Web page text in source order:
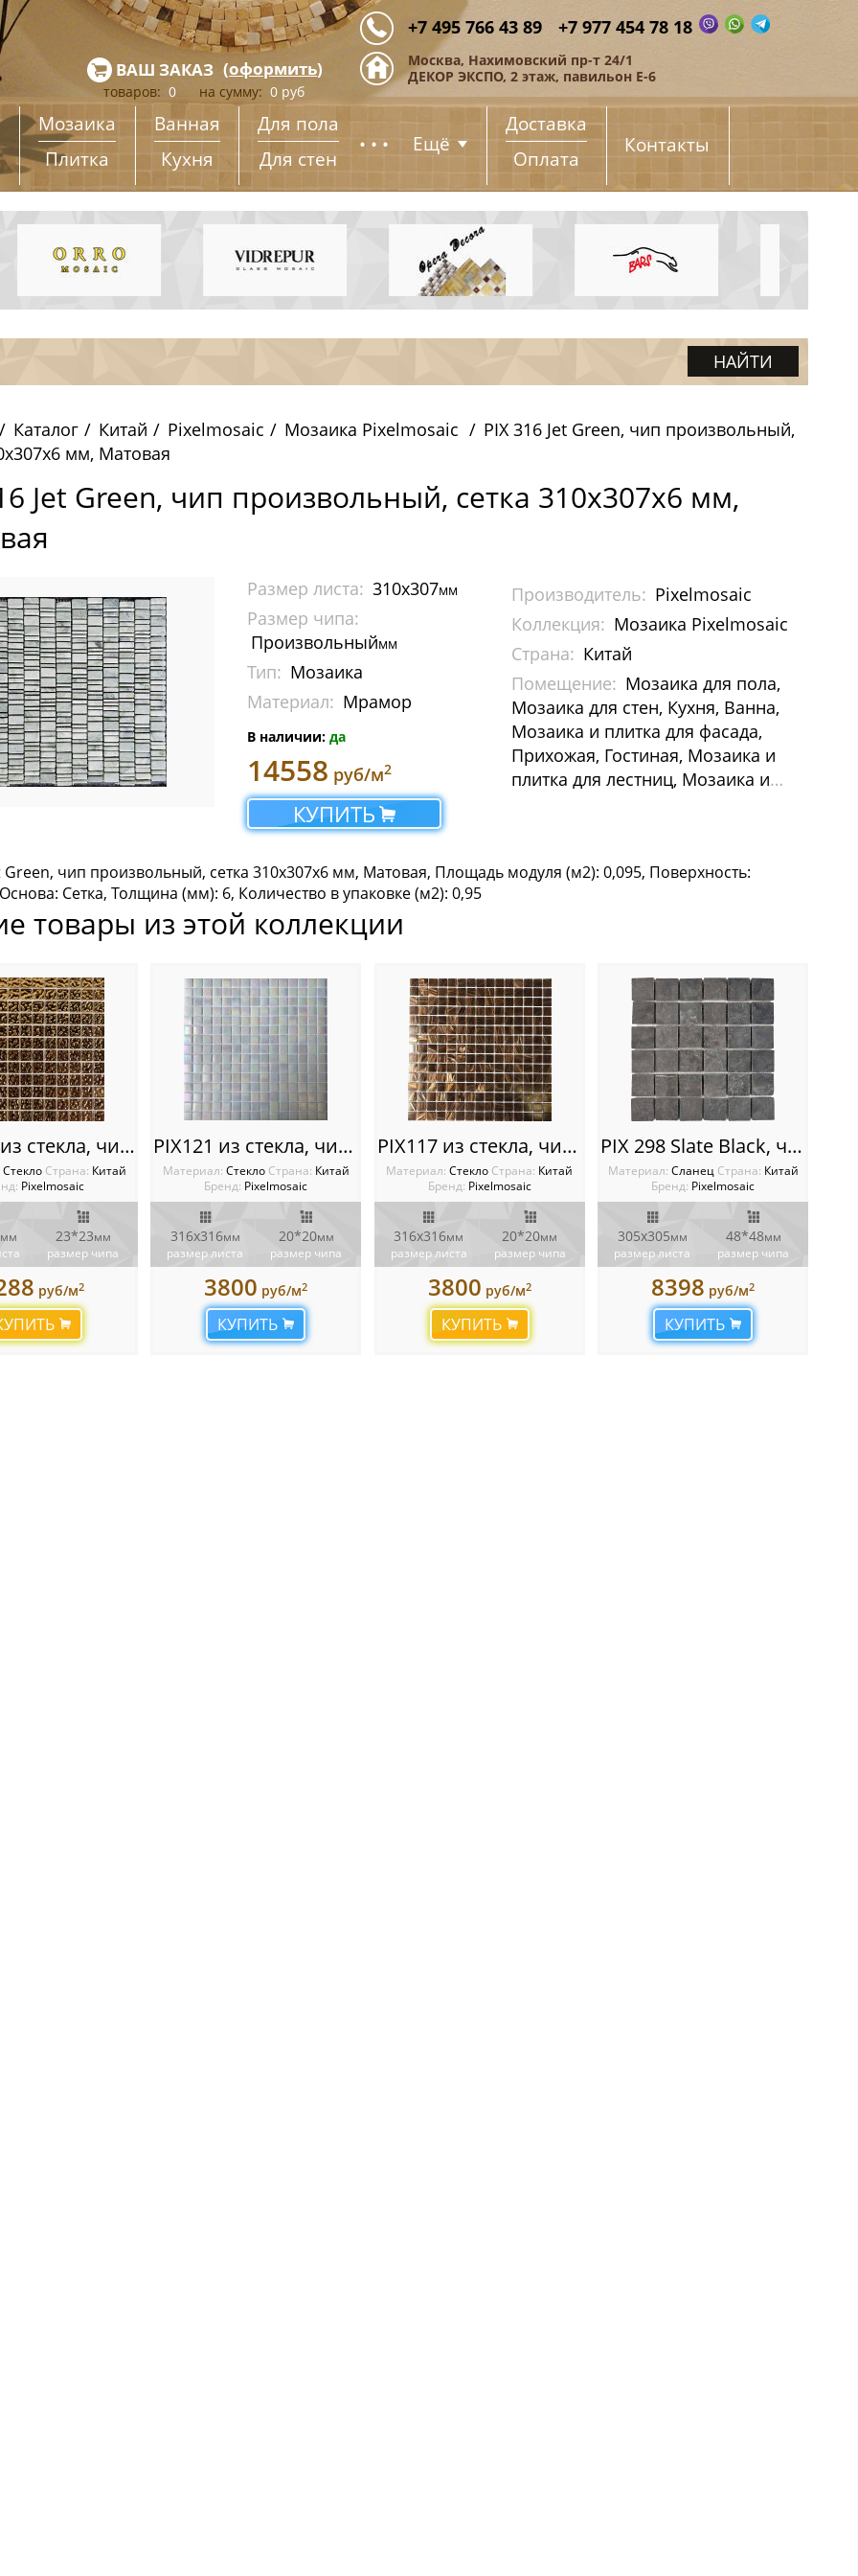
+7 495 766 43 89 +7 977 454 78 18
Москва, Нахимовский пр-т 24/1
ДЕКОР ЭКСПО, 2 этаж, павильон Е-6
ВАШ ЗАКАЗ (оформить)
товаров: 0 на сумму: 0 руб
Мозаика
Плитка
Ванная
Кухня
Для пола
Для стен
... Ещё
Доставка
Оплата
Контакты
Каталог Китай Pixelmosaic Мозаика Pixelmosaic
PIX 316 Jet Green, чип произвольный,
мм, Матовая
Jet Green, чип произвольный, сетка 310х307х6 мм,
Производитель: Pixelmosaic
Коллекция: Мозаика Pixelmosaic
Страна: Китай
Помещение: Мозаика для пола,
Мозаика для стен, Кухня, Ванна,
Мозаика и плитка для фасада,
Прихожая, Гостиная, Мозаика и
плитка для лестниц, Мозаика и
Галька
Размер листа: 310х307мм
Размер чипа:
Произвольныймм
Тип: Мозаика
Материал: Мрамор
В наличии: да
14558 руб/м2
КУПИТЬ
Green, чип произвольный, сетка 310х307х6 мм, Матовая, Площадь модуля (м2): 0,095, Поверхность:
Сетка, Толщина (мм): 6, Количество в упаковке (м2): 0,95
товары из этой коллекции
PIX 712 из стекла, чип 23x23 мм, сетка 300х300x4 мм
Стекло Cтрана: Китай
Pixelmosaic
мм
23*23мм
размер чипа
руб/м2
PIX121 из стекла, чип 20x20 мм, сетка 316х316х4 мм
Материал: Стекло Cтрана: Китай
Бренд: Pixelmosaic
316х316мм
размер листа
20*20мм
размер чипа
3800 руб/м2
КУПИТЬ
PIX117 из стекла, чип 20x20 мм, сетка 316х316х4 мм
Материал:Стекло Cтрана: Китай
Бренд: Pixelmosaic
316х316мм
размер листа
20*20мм
размер чипа
3800 руб/м2
КУПИТЬ
PIX 298 Slate Black, чип 48х48 мм, сетка 305х305 мм
Материал: Сланец Cтрана: Китай
Бренд: Pixelmosaic
305x305мм
размер листа
48*48мм
размер чипа
8398 руб/м2
КУПИТЬ